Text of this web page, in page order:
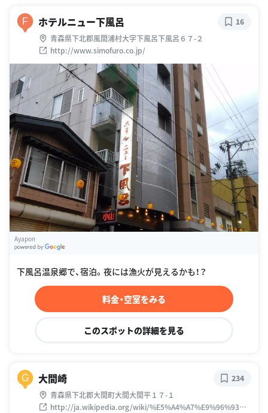
F ホテルニュー下風呂
青森県下北郡風間浦村大字下風呂下風呂６７-２
http://www.simofuro.co.jp/
16
Ayapon
下風呂温泉郷で、宿泊。夜には漁火が見えるかも！？
料金・空室をみる
このスポットの詳細を見る
G 大間崎
青森県下北郡大間町大間大間平１７-１
http://ja.wikipedia.org/wiki/%E5%A4%A7%E9%96%93%E
234